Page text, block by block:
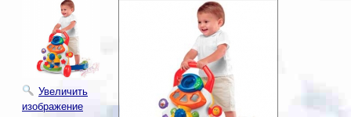
Увеличить
изображение